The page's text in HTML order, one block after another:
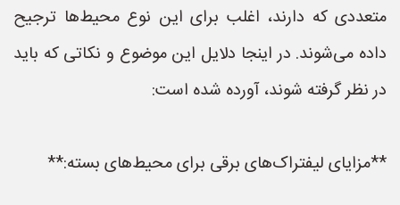
متعددی که دارند، اغلب برای این نوع محیط‌ها ترجیح
داده می‌شوند. در اینجا دلایل این موضوع و نکاتی که باید
در نظر گرفته شوند، آورده شده است:
**مزایای لیفتراک‌های برقی برای محیط‌های بسته:**